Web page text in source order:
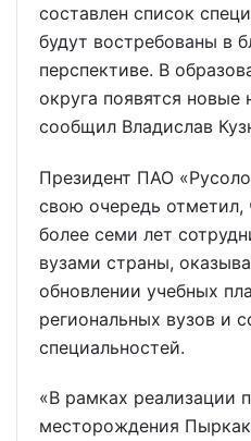
составлен список
будут востребованы в
перспективе. В
округа появятся новые
сообщил Владислав
Президент ПАО
свою очередь
более семи лет
вузами страны,
обновлении учебных
региональных вузов и
специальностей.
«В рамках реализации
месторождения